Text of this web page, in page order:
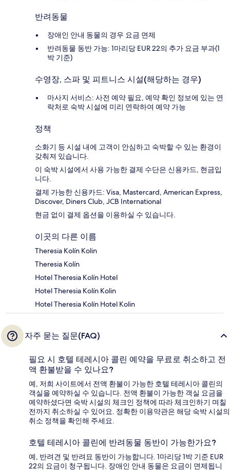
반려동물
장애인 안내 동물의 경우 요금 면제
반려동물 동반 가능: 1마리당 EUR 22의 추가 요금 부과(1
박 기준)
수영장, 스파 및 피트니스 시설(해당하는 경우)
마사지 서비스: 사전 예약 필요, 예약 확인 정보에 있는 연
락처로 숙박 시설에 미리 연락하여 예약 가능
정책
소화기 등 시설 내에 고객이 안심하고 숙박할 수 있는 환경이
갖춰져 있습니다.
이 숙박 시설에서 사용 가능한 결제 수단은 신용카드, 현금입
니다.
결제 가능한 신용카드: Visa, Mastercard, American Express,
Discover, Diners Club, JCB International
현금 없이 결제 옵션을 이용하실 수 있습니다.
이곳의 다른 이름
Theresia Kolín Kolin
Theresia Kolín
Hotel Theresia Kolín Hotel
Hotel Theresia Kolín Kolin
Hotel Theresia Kolín Hotel Kolin
자주 묻는 질문(FAQ)
필요 시 호텔 테레시아 콜린 예약을 무료로 취소하고 전
액 환불받을 수 있나요?
예, 저희 사이트에서 전액 환불이 가능한 호텔 테레시아 콜린의
객실을 예약하실 수 있습니다. 전액 환불이 가능한 객실 요금을
예약하셨다면 숙박 시설의 체크인 정책에 따라 체크인하기 며칠
전까지 취소하실 수 있어요. 정확한 이용약관은 해당 숙박 시설의
취소 정책을 확인해 주세요.
호텔 테레시아 콜린에 반려동물 동반이 가능한가요?
예, 반려견 및 반려묘 동반이 가능합니다. 1마리당 1박 기준 EUR
22의 요금이 청구됩니다. 장애인 안내 동물은 요금이 면제됩니